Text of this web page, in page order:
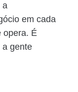
a
em cada
opera. É
a gente